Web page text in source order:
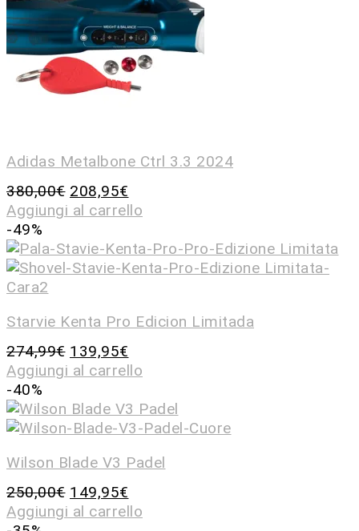
Adidas Metalbone Ctrl 3.3 2024
380,00€ 208,95€
Aggiungi al carrello
-49%
Starvie Kenta Pro Edicion Limitada
274,99€ 139,95€
Aggiungi al carrello
-40%
Wilson Blade V3 Padel
250,00€ 149,95€
Aggiungi al carrello